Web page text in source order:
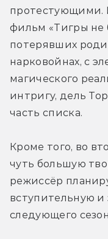
протестующими.
фильм «Тигры не
потерявших
нарковойнах, с
магического
интригу, дель
часть списка.
Кроме того, во
чуть большую
режиссёр
вступительную
следующего